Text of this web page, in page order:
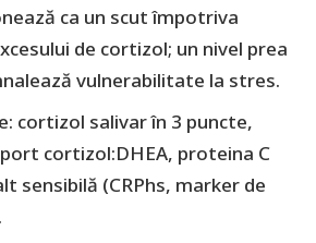
ca un scut împotriva
de cortizol; un nivel prea
vulnerabilitate la stres.
cortizol salivar în 3 puncte,
cortizol:DHEA, proteina C
sensibilă (CRPhs, marker de